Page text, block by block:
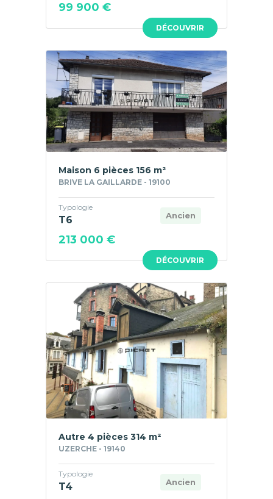
DÉCOUVRIR
99 900 €
DÉCOUVRIR
Maison 6 pièces 156 m²
BRIVE LA GAILLARDE - 19100
Ancien
Typologie
T6
213 000 €
Autre 4 pièces 314 m²
UZERCHE - 19140
Ancien
Typologie
T4